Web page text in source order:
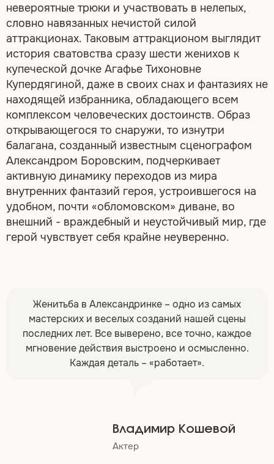
невероятные трюки и участвовать в нелепых,
словно навязанных нечистой силой
аттракционах. Таковым аттракционом выглядит
история сватовства сразу шести женихов к
купеческой дочке Агафье Тихоновне
Купердягиной, даже в своих снах и фантазиях не
находящей избранника, обладающего всем
комплексом человеческих достоинств. Образ
открывающегося то снаружи, то изнутри
балагана, созданный известным сценографом
Александром Боровским, подчеркивает
активную динамику переходов из мира
внутренних фантазий героя, устроившегося на
удобном, почти «обломовском» диване, во
внешний - враждебный и неустойчивый мир, где
герой чувствует себя крайне неуверенно.
Владимир Кошевой
Актер
Женитьба в Александринке – одно из самых
мастерских и веселых созданий нашей сцены
последних лет. Все выверено, все точно, каждое
мгновение действия выстроено и осмысленно.
Каждая деталь – «работает».